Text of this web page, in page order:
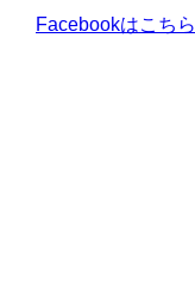
Facebookはこちら